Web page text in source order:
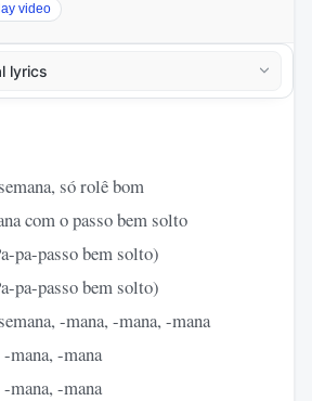
video
só rolê bom
com o passo bem solto
pa-passo bem solto)
pa-passo bem solto)
-mana, -mana, -mana
mana, -mana
mana, -mana